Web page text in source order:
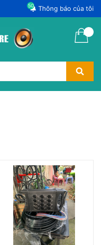
Thông báo của tôi
50